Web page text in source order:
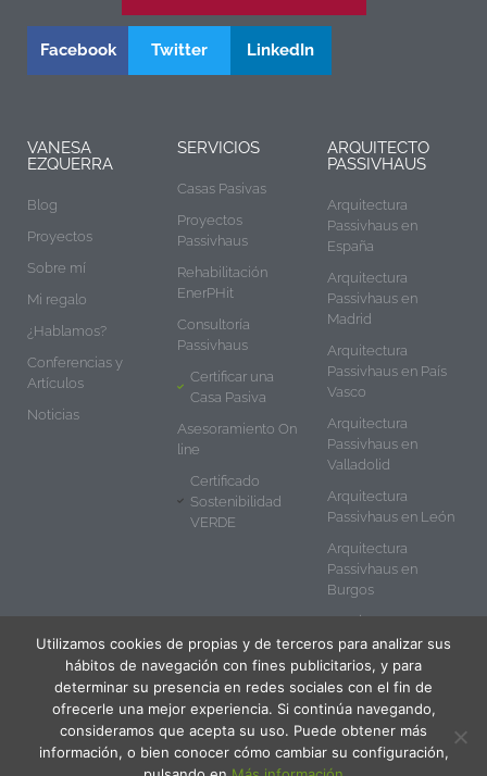
Facebook Twitter LinkedIn
VANESA
EZQUERRA
Blog
Proyectos
Sobre mí
Mi regalo
¿Hablamos?
Conferencias y
Artículos
Noticias
SERVICIOS
Casas Pasivas
Proyectos
Passivhaus
Rehabilitación
EnerPHit
Consultoría
Passivhaus
Certificar una
Casa Pasiva
Asesoramiento On
line
Certificado
Sostenibilidad
VERDE
ARQUITECTO
PASSIVHAUS
Arquitectura
Passivhaus en
España
Arquitectura
Passivhaus en
Madrid
Arquitectura
Passivhaus en País
Vasco
Arquitectura
Passivhaus en
Valladolid
Arquitectura
Passivhaus en León
Arquitectura
Passivhaus en
Burgos
Arquitectura
Passivhaus en
Salamanca
© 2020 Vanesa Ezquerra Arquitecto Passivhaus
Utilizamos cookies de propias y de terceros para analizar sus
hábitos de navegación con fines publicitarios, y para
determinar su presencia en redes sociales con el fin de
ofrecerle una mejor experiencia. Si continúa navegando,
consideramos que acepta su uso. Puede obtener más
información, o bien conocer cómo cambiar su configuración,